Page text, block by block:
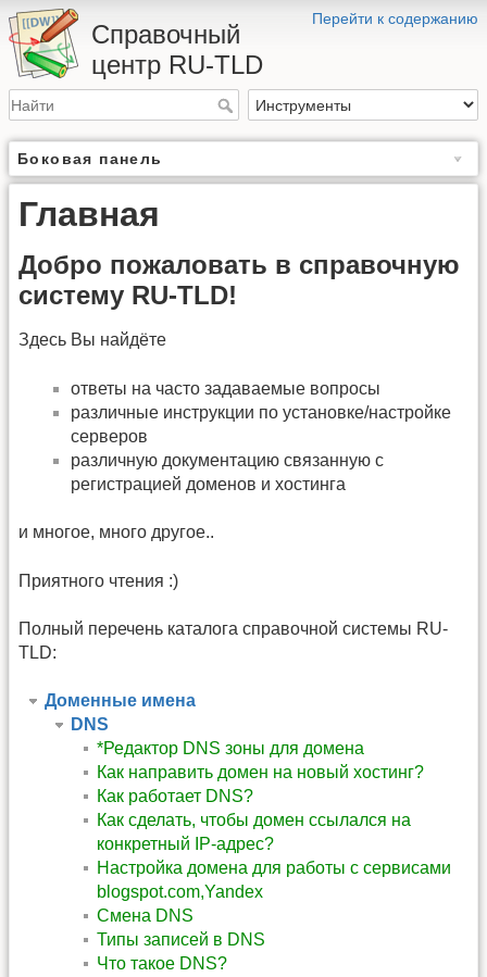
Перейти к содержанию
Справочный
центр RU-TLD
Боковая панель
Главная
Добро пожаловать в справочную
систему RU-TLD!
Здесь Вы найдёте
ответы на часто задаваемые вопросы
различные инструкции по установке/настройке
серверов
различную документацию связанную с
регистрацией доменов и хостинга
и многое, много другое..
Приятного чтения :)
Полный перечень каталога справочной системы RU-
TLD:
Доменные имена
DNS
*Редактор DNS зоны для домена
Как направить домен на новый хостинг?
Как работает DNS?
Как сделать, чтобы домен ссылался на
конкретный IP-адрес?
Настройка домена для работы с сервисами
blogspot.com,Yandex
Смена DNS
Типы записей в DNS
Что такое DNS?